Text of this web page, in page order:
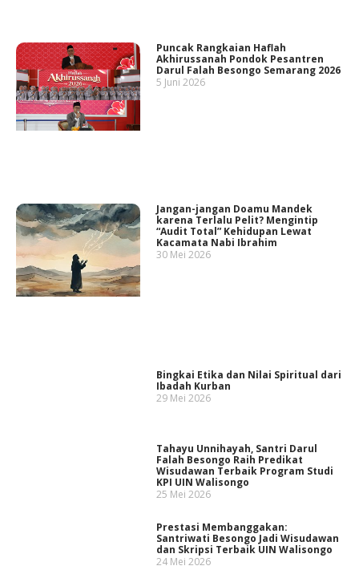
Puncak Rangkaian Haflah
Akhirussanah Pondok Pesantren
Darul Falah Besongo Semarang 2026
5 Juni 2026
Jangan-jangan Doamu Mandek
karena Terlalu Pelit? Mengintip
“Audit Total” Kehidupan Lewat
Kacamata Nabi Ibrahim
30 Mei 2026
Bingkai Etika dan Nilai Spiritual dari
Ibadah Kurban
29 Mei 2026
Tahayu Unnihayah, Santri Darul
Falah Besongo Raih Predikat
Wisudawan Terbaik Program Studi
KPI UIN Walisongo
25 Mei 2026
Prestasi Membanggakan:
Santriwati Besongo Jadi Wisudawan
dan Skripsi Terbaik UIN Walisongo
24 Mei 2026